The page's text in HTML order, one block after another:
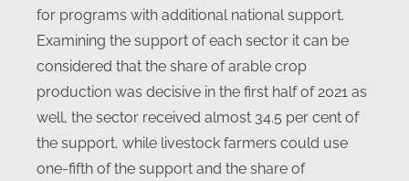
for programs with additional national support.
Examining the support of each sector it can be
considered that the share of arable crop
production was decisive in the first half of 2021 as
well, the sector received almost 34.5 per cent of
the support, while livestock farmers could use
one-fifth of the support and the share of